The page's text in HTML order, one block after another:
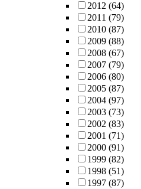
2012 (64)
2011 (79)
2010 (87)
2009 (88)
2008 (67)
2007 (79)
2006 (80)
2005 (87)
2004 (97)
2003 (73)
2002 (83)
2001 (71)
2000 (91)
1999 (82)
1998 (51)
1997 (87)